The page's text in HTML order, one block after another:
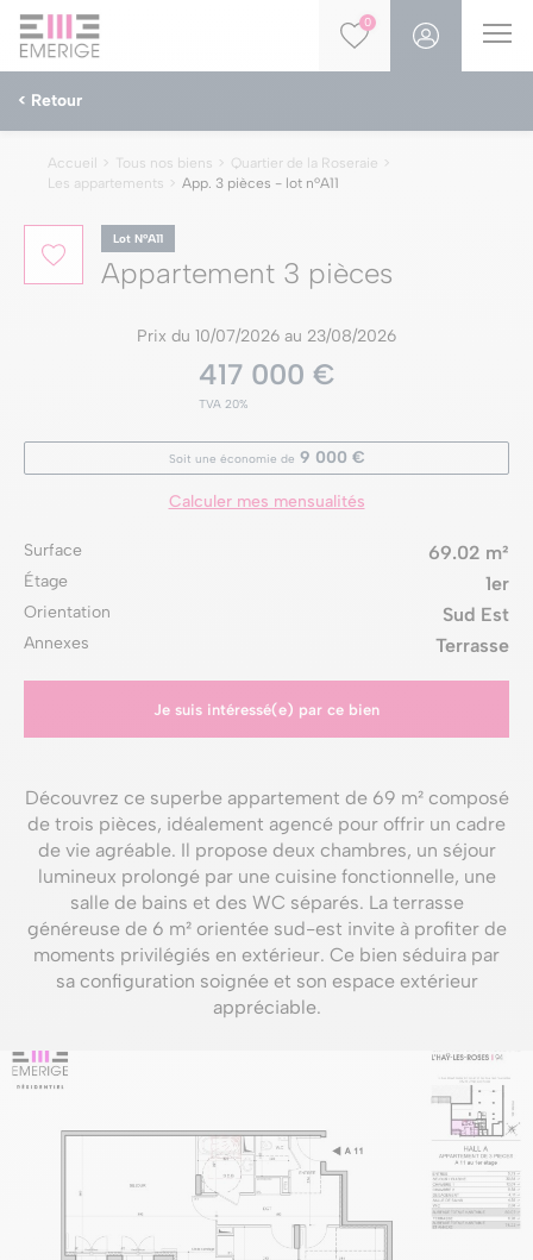
0
< Retour
Accueil Tous nos biens
Quartier de la Roseraie
Les appartements
App. 3 pièces - lot nºA11
Appartement 3 pièces
Lot NºA11
Prix du 10/07/2026 au 23/08/2026
417 000 €
TVA 20%
Soit une économie de 9 000 €
Calculer mes mensualités
Surface 69.02 m²
Étage 1er
Orientation Sud Est
Annexes Terrasse
Je suis intéressé(e) par ce bien
Découvrez ce superbe appartement de 69 m² composé
de trois pièces, idéalement agencé pour offrir un cadre
de vie agréable. Il propose deux chambres, un séjour
lumineux prolongé par une cuisine fonctionnelle, une
salle de bains et des WC séparés. La terrasse
généreuse de 6 m² orientée sud-est invite à profiter de
moments privilégiés en extérieur. Ce bien séduira par
sa configuration soignée et son espace extérieur
appréciable.